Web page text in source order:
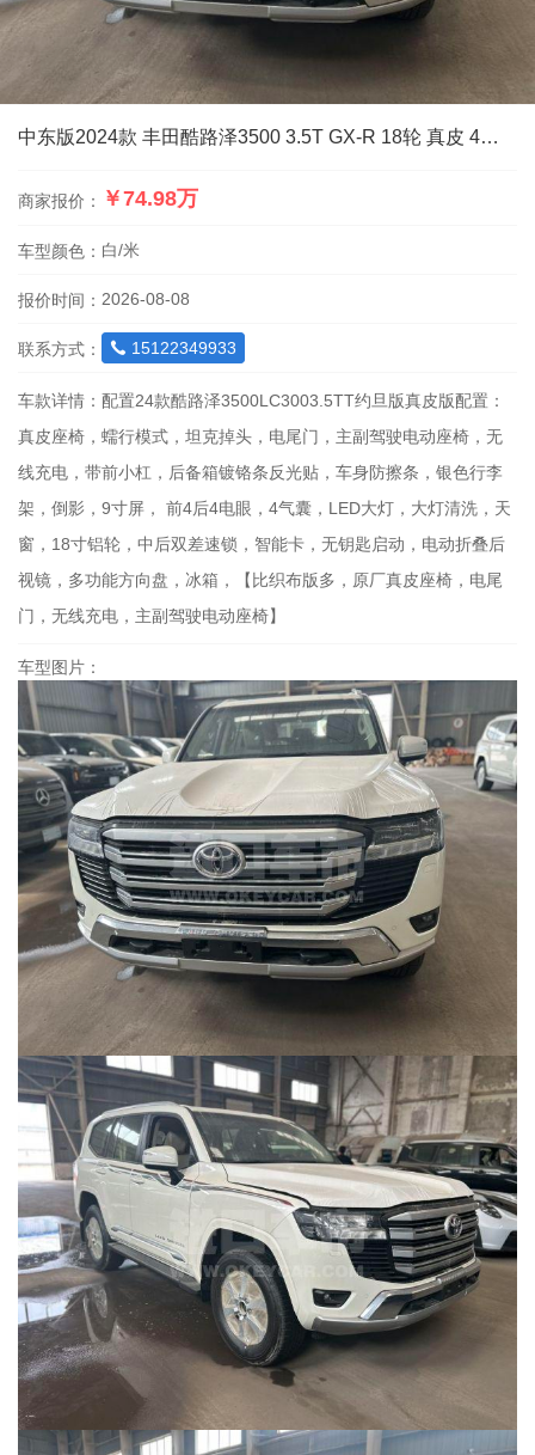
中东版2024款 丰田酷路泽3500 3.5T GX-R 18轮 真皮 4气 天窗 蠕行
商家报价： ￥74.98万
车型颜色： 白/米
报价时间： 2026-08-08
联系方式：  15122349933
车款详情： 配置24款酷路泽3500LC3003.5TT约旦版真皮版配置：
真皮座椅，蠕行模式，坦克掉头，电尾门，主副驾驶电动座椅，无
线充电，带前小杠，后备箱镀铬条反光贴，车身防擦条，银色行李
架，倒影，9寸屏， 前4后4电眼，4气囊，LED大灯，大灯清洗，天
窗，18寸铝轮，中后双差速锁，智能卡，无钥匙启动，电动折叠后
视镜，多功能方向盘，冰箱，【比织布版多，原厂真皮座椅，电尾
门，无线充电，主副驾驶电动座椅】
车型图片：